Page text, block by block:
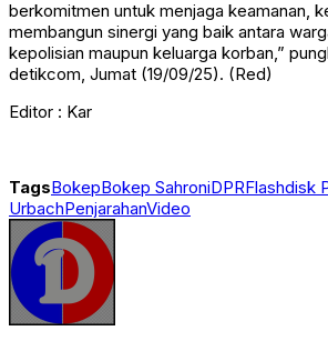
berkomitmen untuk menjaga keamanan,
membangun sinergi yang baik antara
kepolisian maupun keluarga korban,”
detikcom, Jumat (19/09/25). (Red)
Editor : Kar
TagsBokepBokep SahroniDPRFlashdisk
UrbachPenjarahanVideo